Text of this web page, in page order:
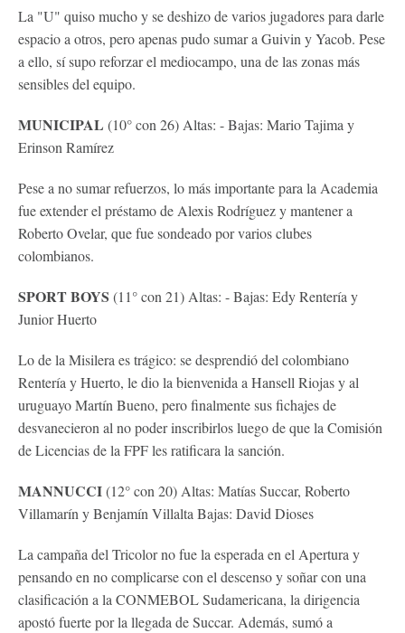
La "U" quiso mucho y se deshizo de varios jugadores para darle
espacio a otros, pero apenas pudo sumar a Guivin y Yacob. Pese
a ello, sí supo reforzar el mediocampo, una de las zonas más
sensibles del equipo.
MUNICIPAL (10° con 26) Altas: - Bajas: Mario Tajima y
Erinson Ramírez
Pese a no sumar refuerzos, lo más importante para la Academia
fue extender el préstamo de Alexis Rodríguez y mantener a
Roberto Ovelar, que fue sondeado por varios clubes
colombianos.
SPORT BOYS (11° con 21) Altas: - Bajas: Edy Rentería y
Junior Huerto
Lo de la Misilera es trágico: se desprendió del colombiano
Rentería y Huerto, le dio la bienvenida a Hansell Riojas y al
uruguayo Martín Bueno, pero finalmente sus fichajes de
desvanecieron al no poder inscribirlos luego de que la Comisión
de Licencias de la FPF les ratificara la sanción.
MANNUCCI(12° con 20) Altas: Matías Succar, Roberto
Villamarín y Benjamín Villalta Bajas: David Dioses
La campaña del Tricolor no fue la esperada en el Apertura y
pensando en no complicarse con el descenso y soñar con una
clasificación a la CONMEBOL Sudamericana, la dirigencia
apostó fuerte por la llegada de Succar. Además, sumó a